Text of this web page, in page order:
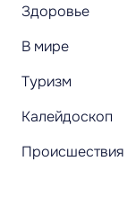
Здоровье
В мире
Туризм
Калейдоскоп
Происшествия